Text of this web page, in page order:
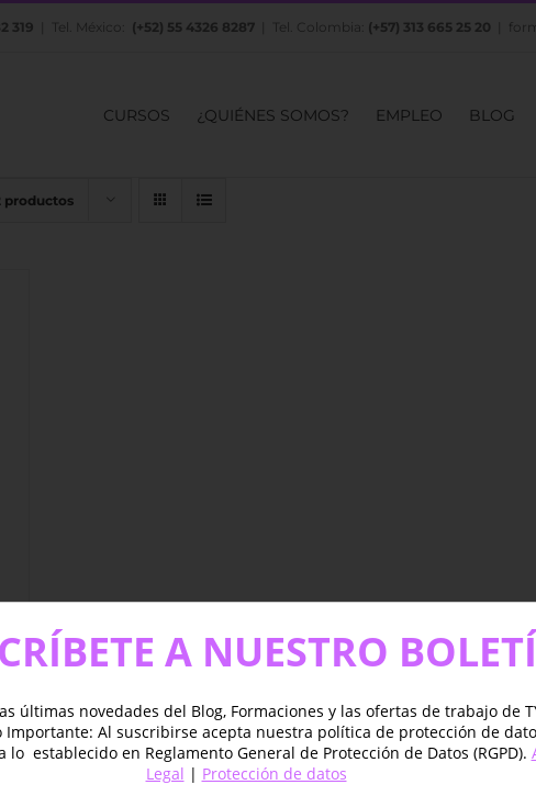
319 | Tel. México: (+52) 55 4326 8287 | Tel. Colombia: (+57) 313 665 25 20
CURSOS ¿QUIÉNES SOMOS? EMPLEO BLOG
productos
A NUESTRO
últimas novedades del Blog, Formaciones y las ofertas de trabajo de
Importante: Al suscribirse acepta nuestra política de protección de
lo establecido en Reglamento General de Protección de Datos (RGPD).
Legal | Protección de datos